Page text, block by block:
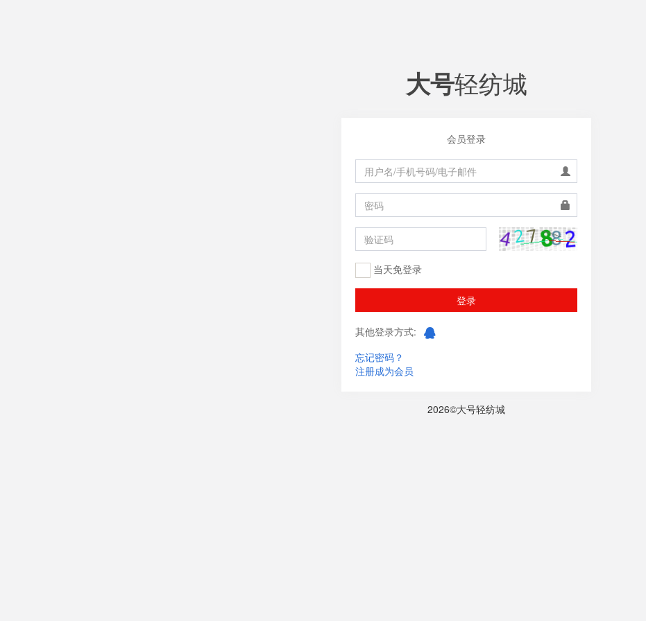
大号轻纺城
会员登录
当天免登录
登录
其他登录方式:
忘记密码？
注册成为会员
2026©大号轻纺城